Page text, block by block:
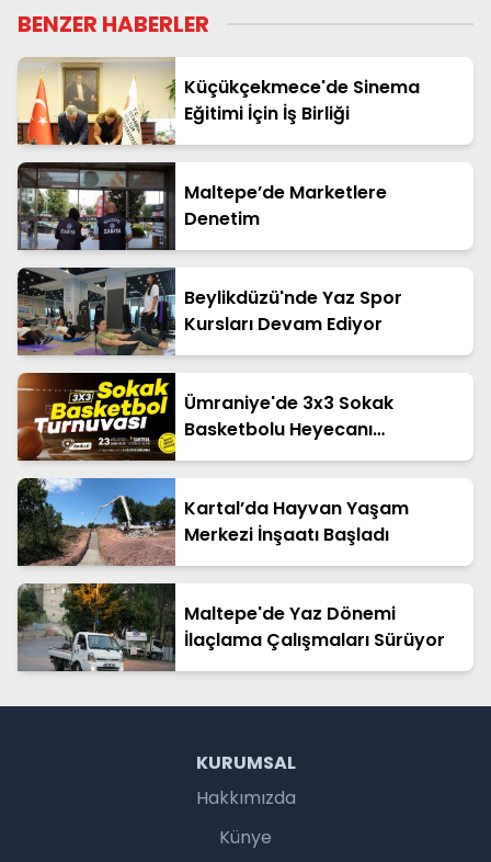
BENZER HABERLER
Küçükçekmece'de Sinema
Eğitimi İçin İş Birliği
Maltepe’de Marketlere
Denetim
Beylikdüzü'nde Yaz Spor
Kursları Devam Ediyor
Ümraniye'de 3x3 Sokak
Basketbolu Heyecanı
Yaşanacak
Kartal’da Hayvan Yaşam
Merkezi İnşaatı Başladı
Maltepe'de Yaz Dönemi
İlaçlama Çalışmaları Sürüyor
KURUMSAL
Hakkımızda
Künye